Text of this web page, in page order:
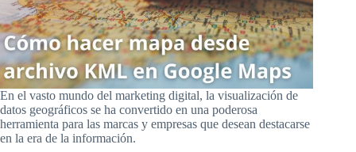
En el vasto mundo del marketing digital, la visualización de
datos geográficos se ha convertido en una poderosa
herramienta para las marcas y empresas que desean destacarse
en la era de la información.